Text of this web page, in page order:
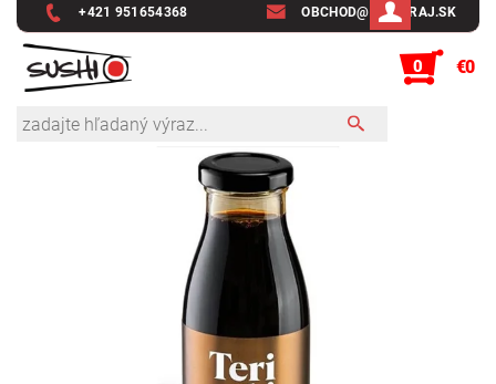
+421 951654368 OBCHOD@SUSHIRAJ.SK
0 €0